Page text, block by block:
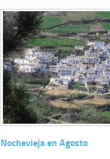
Nochevieja en Agosto